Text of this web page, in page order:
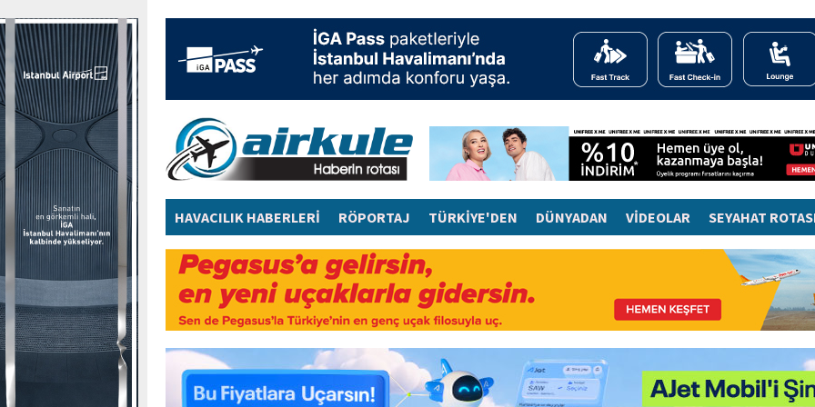
HAVACILIK HABERLERİ RÖPORTAJ TÜRKİYE'DEN DÜNYADAN VİDEOLAR SEYAHAT